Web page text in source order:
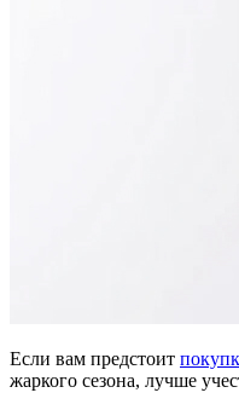
Если вам предстоит
жаркого сезона, лучше